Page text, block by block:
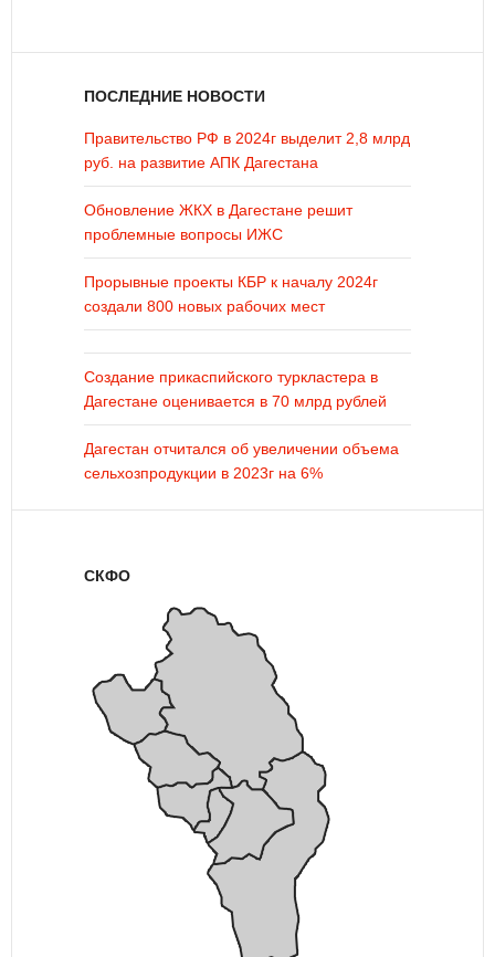
ПОСЛЕДНИЕ НОВОСТИ
Правительство РФ в 2024г выделит 2,8 млрд
руб. на развитие АПК Дагестана
Обновление ЖКХ в Дагестане решит
проблемные вопросы ИЖС
Прорывные проекты КБР к началу 2024г
создали 800 новых рабочих мест
Создание прикаспийского туркластера в
Дагестане оценивается в 70 млрд рублей
Дагестан отчитался об увеличении объема
сельхозпродукции в 2023г на 6%
СКФО